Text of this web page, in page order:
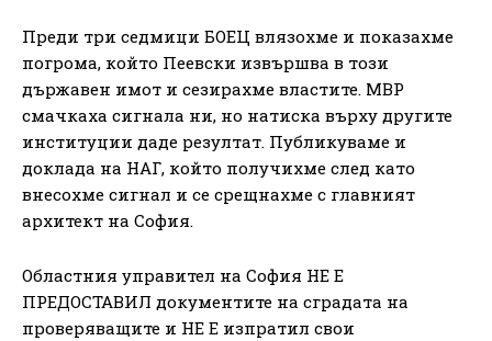
Преди три седмици БОЕЦ влязохме и показахме
погрома, който Пеевски извършва в този
държавен имот и сезирахме властите. МВР
смачкаха сигнала ни, но натиска върху другите
институции даде резултат. Публикуваме и
доклада на НАГ, който получихме след като
внесохме сигнал и се срещнахме с главният
архитект на София.
Областния управител на София НЕ Е
ПРЕДОСТАВИЛ документите на сградата на
проверяващите и НЕ Е изпратил свои